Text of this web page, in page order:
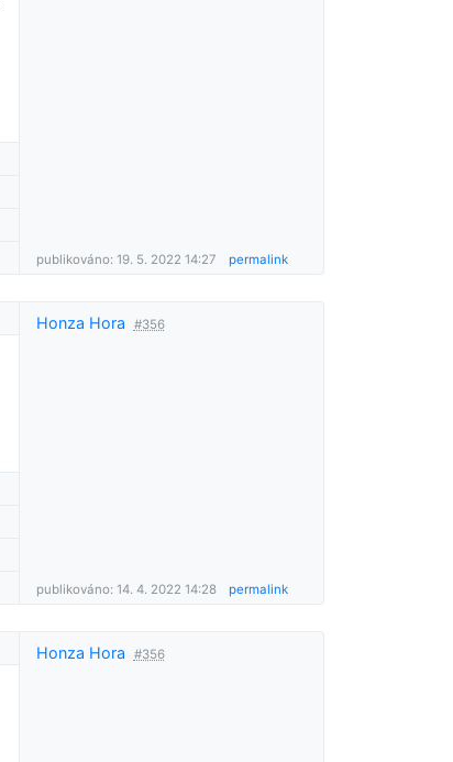
publikováno: 19. 5. 2022 14:27 permalink
Honza Hora #356
publikováno: 14. 4. 2022 14:28 permalink
Honza Hora #356